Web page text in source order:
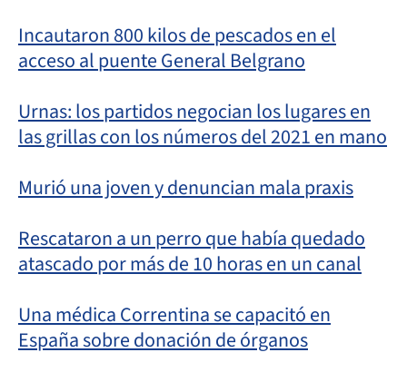
Incautaron 800 kilos de pescados en el
acceso al puente General Belgrano
Urnas: los partidos negocian los lugares en
las grillas con los números del 2021 en mano
Murió una joven y denuncian mala praxis
Rescataron a un perro que había quedado
atascado por más de 10 horas en un canal
Una médica Correntina se capacitó en
España sobre donación de órganos